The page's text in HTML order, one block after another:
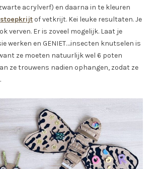
acrylverf) en daarna in te kleuren
stoepkrijt of vetkrijt. Kei leuke resultaten. Je
verven. Er is zoveel mogelijk. Laat je
werken en GENIET….insecten knutselen is
ze moeten natuurlijk wel 6 poten
ze trouwens nadien ophangen, zodat ze